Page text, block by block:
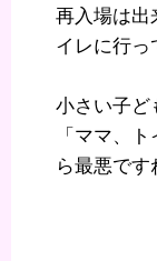
再入場は出
イレに行っ
小さい子ど
「ママ、
ら最悪です